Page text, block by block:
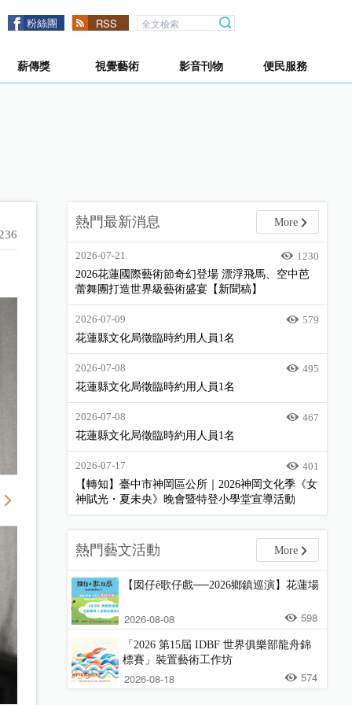
粉絲團 RSS
薪傳獎 視覺藝術 影音刊物 便民服務
熱門最新消息 More
2026-07-21
1230
2026花蓮國際藝術節奇幻登場 漂浮飛馬、空中芭
蕾舞團打造世界級藝術盛宴【新聞稿】
2026-07-09
579
花蓮縣文化局徵臨時約用人員1名
2026-07-08
495
花蓮縣文化局徵臨時約用人員1名
2026-07-08
467
花蓮縣文化局徵臨時約用人員1名
2026-07-17
401
【轉知】臺中市神岡區公所｜2026神岡文化季《女
神賦光・夏未央》晚會暨特登小學堂宣導活動
熱門藝文活動 More
【囡仔ê歌仔戲──2026鄉鎮巡演】花蓮場
2026-08-08 598
「2026 第15屆 IDBF 世界俱樂部龍舟錦
標賽」裝置藝術工作坊
2026-08-18 574